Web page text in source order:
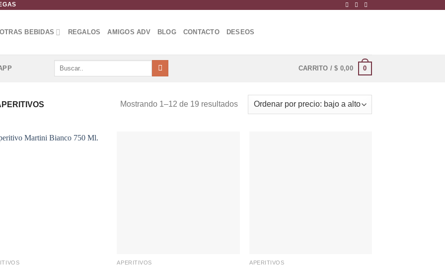
OTRAS BEBIDAS REGALOS AMIGOS ADV BLOG CONTACTO DESEOS
Buscar
CARRITO /$ 0,00 0
Mostrando 1–12 de 19 resultadosOrdenado
por
APERITIVOS APERITIVOS